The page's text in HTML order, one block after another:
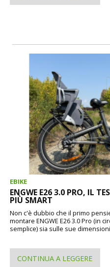
EBIKE
ENGWE E26 3.0 PRO, IL
PIÙ SMART
Non c'è dubbio che il primo
montare ENGWE E26 3.0 Pro (in
semplice) sia sulle sue
CONTINUA A LEGGERE